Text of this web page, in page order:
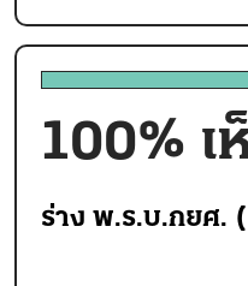
100%
ร่าง พ.ร.บ.กยศ.